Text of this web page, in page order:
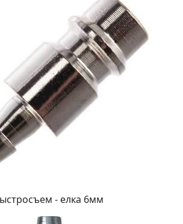
- елка 6мм